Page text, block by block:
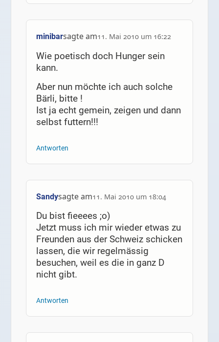
minibarsagte am11. Mai 2010 um 16:22
Wie poetisch doch Hunger sein
kann.
Aber nun möchte ich auch solche
Bärli, bitte !
Ist ja echt gemein, zeigen und dann
selbst futtern!!!
Antworten
Sandysagte am11. Mai 2010 um 18:04
Du bist fieeees ;o)
Jetzt muss ich mir wieder etwas zu
Freunden aus der Schweiz schicken
lassen, die wir regelmässig
besuchen, weil es die in ganz D
nicht gibt.
Antworten